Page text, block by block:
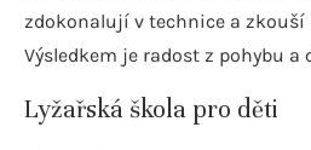
zdokonalují v technice a
Výsledkem je radost z pohybu a
Lyžařská škola pro děti